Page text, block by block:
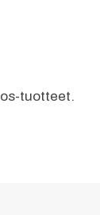
tuotteet.